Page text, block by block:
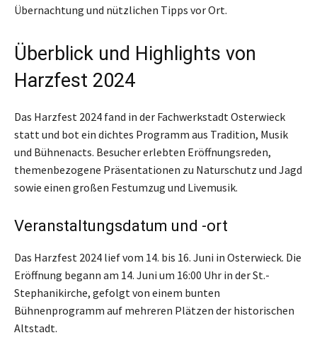
Übernachtung und nützlichen Tipps vor Ort.
Überblick und Highlights von
Harzfest 2024
Das Harzfest 2024 fand in der Fachwerkstadt Osterwieck
statt und bot ein dichtes Programm aus Tradition, Musik
und Bühnenacts. Besucher erlebten Eröffnungsreden,
themenbezogene Präsentationen zu Naturschutz und Jagd
sowie einen großen Festumzug und Livemusik.
Veranstaltungsdatum und -ort
Das Harzfest 2024 lief vom 14. bis 16. Juni in Osterwieck. Die
Eröffnung begann am 14. Juni um 16:00 Uhr in der St.-
Stephanikirche, gefolgt von einem bunten
Bühnenprogramm auf mehreren Plätzen der historischen
Altstadt.